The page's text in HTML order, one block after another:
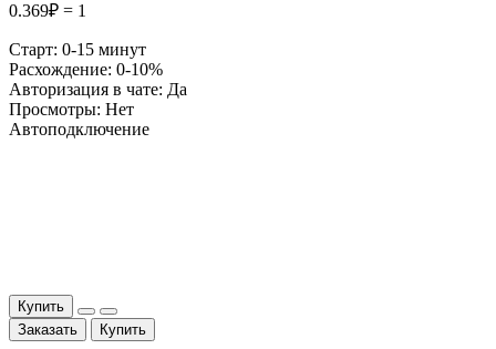
0.369₽ = 1
Старт: 0-15 минут
Расхождение: 0-10%
Авторизация в чате: Да
Просмотры: Нет
Автоподключение
Купить
Заказать
Купить